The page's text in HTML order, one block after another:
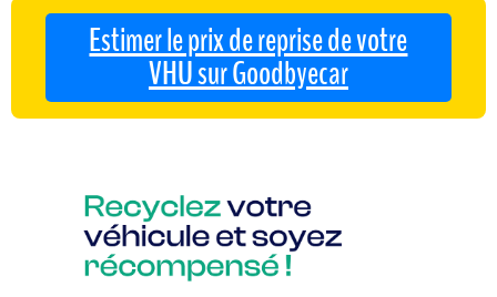
Estimer le prix de reprise de votre
VHU sur Goodbyecar